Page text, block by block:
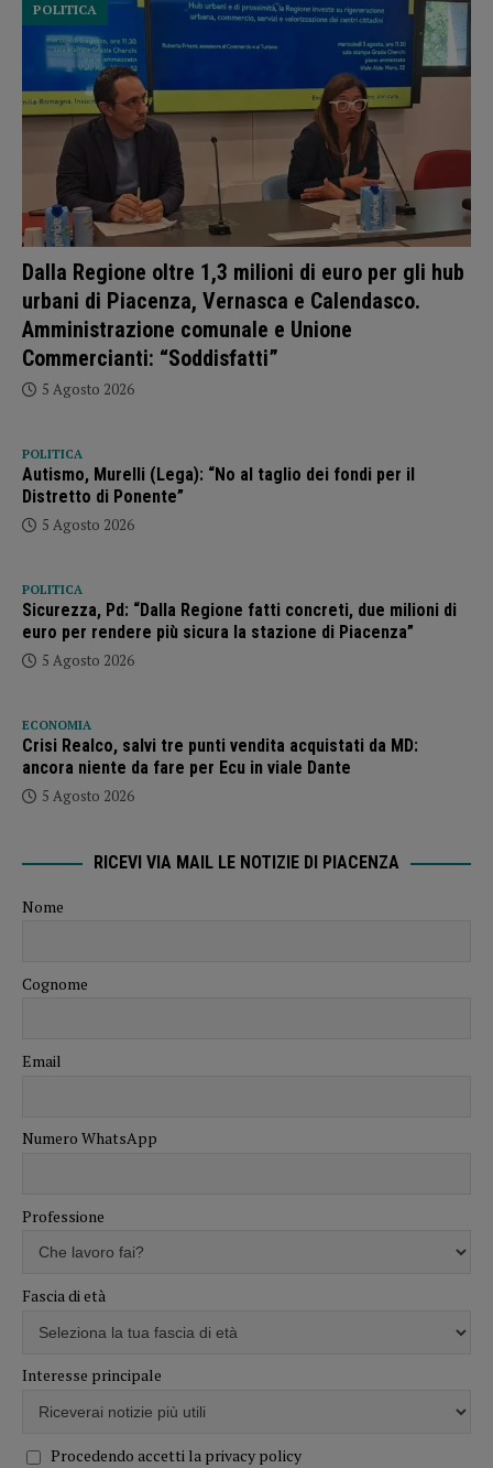
Dalla Regione oltre 1,3 milioni di euro per gli hub
urbani di Piacenza, Vernasca e Calendasco.
Amministrazione comunale e Unione
Commercianti: “Soddisfatti”
POLITICA
5 Agosto 2026
POLITICA
Autismo, Murelli (Lega): “No al taglio dei fondi per il
Distretto di Ponente”
5 Agosto 2026
POLITICA
Sicurezza, Pd: “Dalla Regione fatti concreti, due milioni di
euro per rendere più sicura la stazione di Piacenza”
5 Agosto 2026
ECONOMIA
Crisi Realco, salvi tre punti vendita acquistati da MD:
ancora niente da fare per Ecu in viale Dante
5 Agosto 2026
RICEVI VIA MAIL LE NOTIZIE DI PIACENZA
Nome
Cognome
Email
Numero WhatsApp
Professione
Fascia di età
Interesse principale
Procedendo accetti la privacy policy